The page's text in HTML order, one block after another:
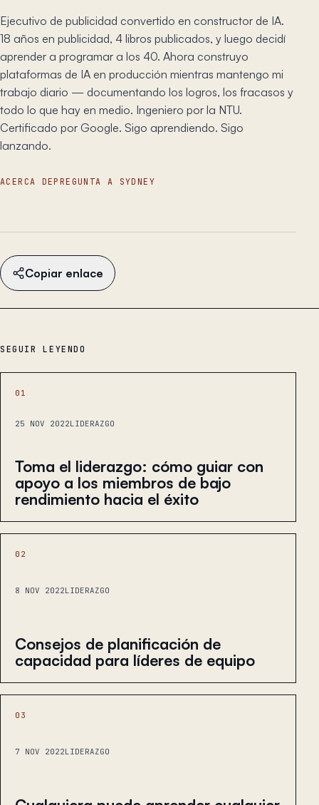
Ejecutivo de publicidad convertido en constructor de IA.
18 años en publicidad, 4 libros publicados, y luego decidí
aprender a programar a los 40. Ahora construyo
plataformas de IA en producción mientras mantengo mi
trabajo diario — documentando los logros, los fracasos y
todo lo que hay en medio. Ingeniero por la NTU.
Certificado por Google. Sigo aprendiendo. Sigo
lanzando.
ACERCA DE PREGUNTA A SYDNEY
Copiar enlace
SEGUIR LEYENDO
01
25 NOV 2022LIDERAZGO
Toma el liderazgo: cómo guiar con
apoyo a los miembros de bajo
rendimiento hacia el éxito
02
8 NOV 2022LIDERAZGO
Consejos de planificación de
capacidad para líderes de equipo
03
7 NOV 2022LIDERAZGO